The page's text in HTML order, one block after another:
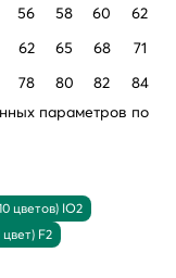
56
58
60
62
62 65 68
71
78 80 82
84
параметров по
цветов) IO2
F2